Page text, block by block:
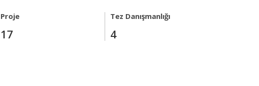
Proje
17
Tez Danışmanlığı
4